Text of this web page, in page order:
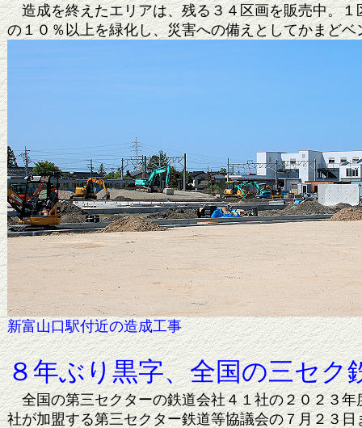
造成を終えたエリアは、残る３４区画を販売中。１
の１０％以上を緑化し、災害への備えとしてかまど
新富山口駅付近の造成工
８年ぶり黒字、全国の三セ
全国の第三セクターの鉄道会社４１社の２０２３年
社が加盟する第三セクター鉄道等協議会の７月２３